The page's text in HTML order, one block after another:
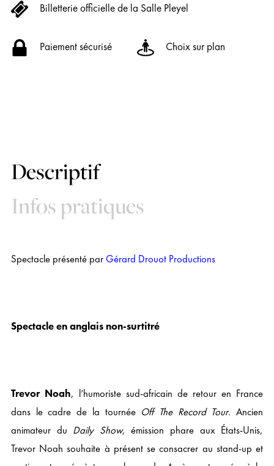
Billetterie officielle de la Salle Pleyel
Paiement sécurisé Choix sur plan
Descriptif
Infos pratiques
Spectacle présenté par Gérard Drouot Productions
Spectacle en anglais non-surtitré
Trevor Noah, l’humoriste sud-africain de retour en France
dans le cadre de la tournée Off The Record Tour. Ancien
animateur du Daily Show, émission phare aux États-Unis,
Trevor Noah souhaite à présent se consacrer au stand-up et